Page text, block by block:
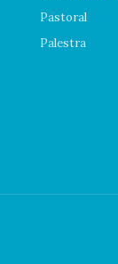
Pastoral
Palestra